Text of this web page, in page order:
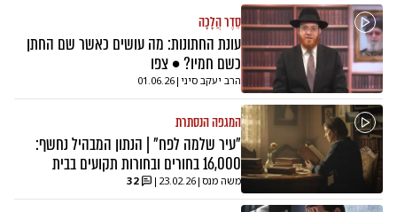
סֵדֶר הֲלָכָה
עונת החתונות: מה עושים כאשר שם החתן
כשם חמיו? • צפו
הרב יעקב סיני |
01.06.26
המגפה הנסתרת
"עיר שלמה לפח" | הנתון המבהיל נחשף:
16,000 בחורים ובחורות תקועים בבית
משה מנס |
23.02.26
|
32